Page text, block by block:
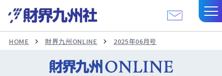
HOME 財界九州ONLINE 2025年06月号